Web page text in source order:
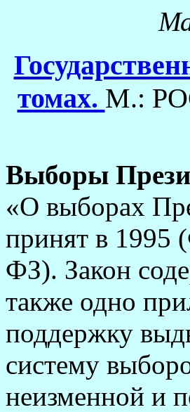
томах. М.:
Выборы
«О выборах
принят в 1995
ФЗ). Закон
также одно
поддержку
систему
неизменной и